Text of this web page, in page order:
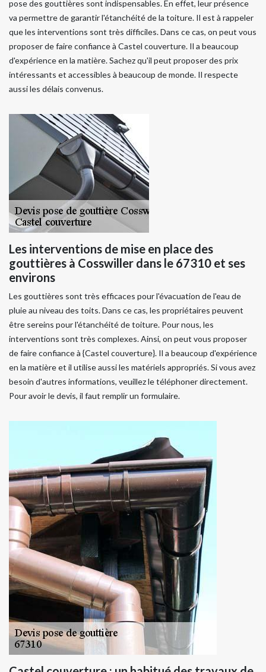
pose des gouttières sont indispensables. En effet, leur présence
va permettre de garantir l'étanchéité de la toiture. Il est à rappeler
que les interventions sont très difficiles. Dans ce cas, on peut vous
proposer de faire confiance à Castel couverture. Il a beaucoup
d'expérience en la matière. Sachez qu'il peut proposer des prix
intéressants et accessibles à beaucoup de monde. Il respecte
aussi les délais convenus.
Les interventions de mise en place des
gouttières à Cosswiller dans le 67310 et ses
environs
Les gouttières sont très efficaces pour l'évacuation de l'eau de
pluie au niveau des toits. Dans ce cas, les propriétaires peuvent
être sereins pour l'étanchéité de toiture. Pour nous, les
interventions sont très complexes. Ainsi, on peut vous proposer
de faire confiance à {Castel couverture}. Il a beaucoup d'expérience
en la matière et il utilise aussi les matériels appropriés. Si vous avez
besoin d'autres informations, veuillez le téléphoner directement.
Pour avoir le devis, il faut remplir un formulaire.